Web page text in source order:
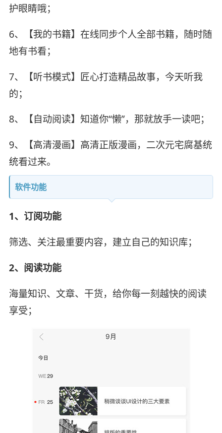
护眼睛哦；
6、【我的书籍】在线同步个人全部书籍，随时随
地有书看；
7、【听书模式】匠心打造精品故事，今天听我
的；
8、【自动阅读】知道你“懒”，那就放手一读吧；
9、【高清漫画】高清正版漫画，二次元宅腐基统
统看过来。
软件功能
1、订阅功能
筛选、关注最重要内容，建立自己的知识库；
2、阅读功能
海量知识、文章、干货，给你每一刻越快的阅读
享受；